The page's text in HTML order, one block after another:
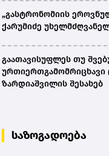
„გასტრონომიის
ქარუმიძე
გაათავისუფლეს თუ
ურთიერთგამომრიცხავი
ზარდიაშვილის შესახებ
საზოგადოება